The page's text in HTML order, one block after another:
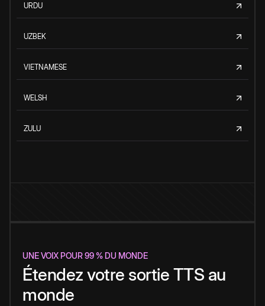
URDU
UZBEK
VIETNAMESE
WELSH
ZULU
UNE VOIX POUR 99 % DU MONDE
Étendez votre sortie TTS au
monde